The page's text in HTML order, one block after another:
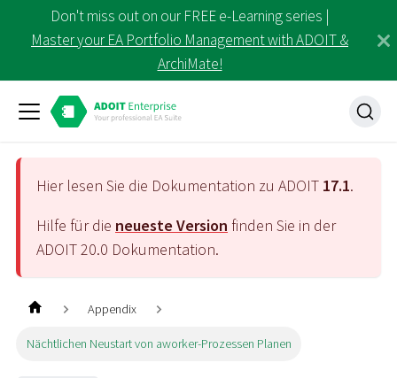
Don't miss out on our FREE e-Learning series |
Master your EA Portfolio Management with ADOIT &
ArchiMate!
Hier lesen Sie die Dokumentation zu ADOIT 17.1.
Hilfe für die neueste Version finden Sie in der
ADOIT20.0 Dokumentation.
Appendix
Nächtlichen Neustart von aworker-Prozessen Planen